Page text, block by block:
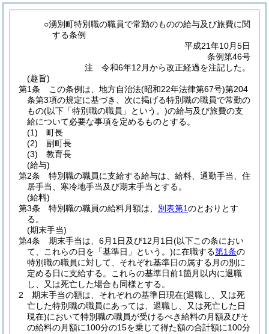
○湧別町特別職の職員で常勤のものの給与及び旅費に関
する条例
平成21年10月5日
条例第46号
注 令和6年12月から改正経過を注記した。
(趣旨)
第1条
この条例は、地方自治法(昭和22年法律第67号)第204
条第3項の規定に基づき、次に掲げる特別職の職員で常勤の
もの(以下「特別職の職員」という。)の給与及び旅費の支
給について必要な事項を定めるものとする。
(1)
町長
(2)
副町長
(3)
教育長
(給与)
第2条
特別職の職員に支給する給与は、給料、通勤手当、住
居手当、寒冷地手当及び期末手当とする。
(給料)
第3条
特別職の職員の給料月額は、 別表第1のとおりとす
る。
(期末手当)
第4条
期末手当は、6月1日及び12月1日(以下この条におい
て、これらの日を「基準日」という。)に在職する第1条の
特別職の職員に対して、それぞれ基準日の属する月の別に
定める日に支給する。
これらの基準日前1箇月以内に退職
し、又は死亡した場合も同様とする。
2
期末手当の額は、それぞれの基準日現在(退職し、又は死
亡した特別職の職員にあっては、退職し、又は死亡した日
現在)において特別職の職員が受けるべき給料の月額及びそ
の給料の月額に100分の15を乗じて得た額の合計額に100分